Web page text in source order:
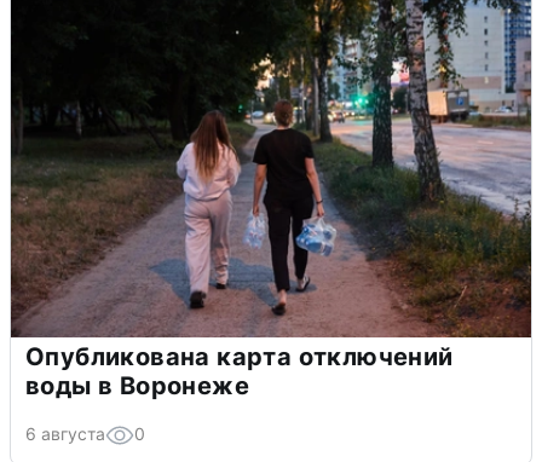
Опубликована карта отключений
воды в Воронеже
6 августа 0